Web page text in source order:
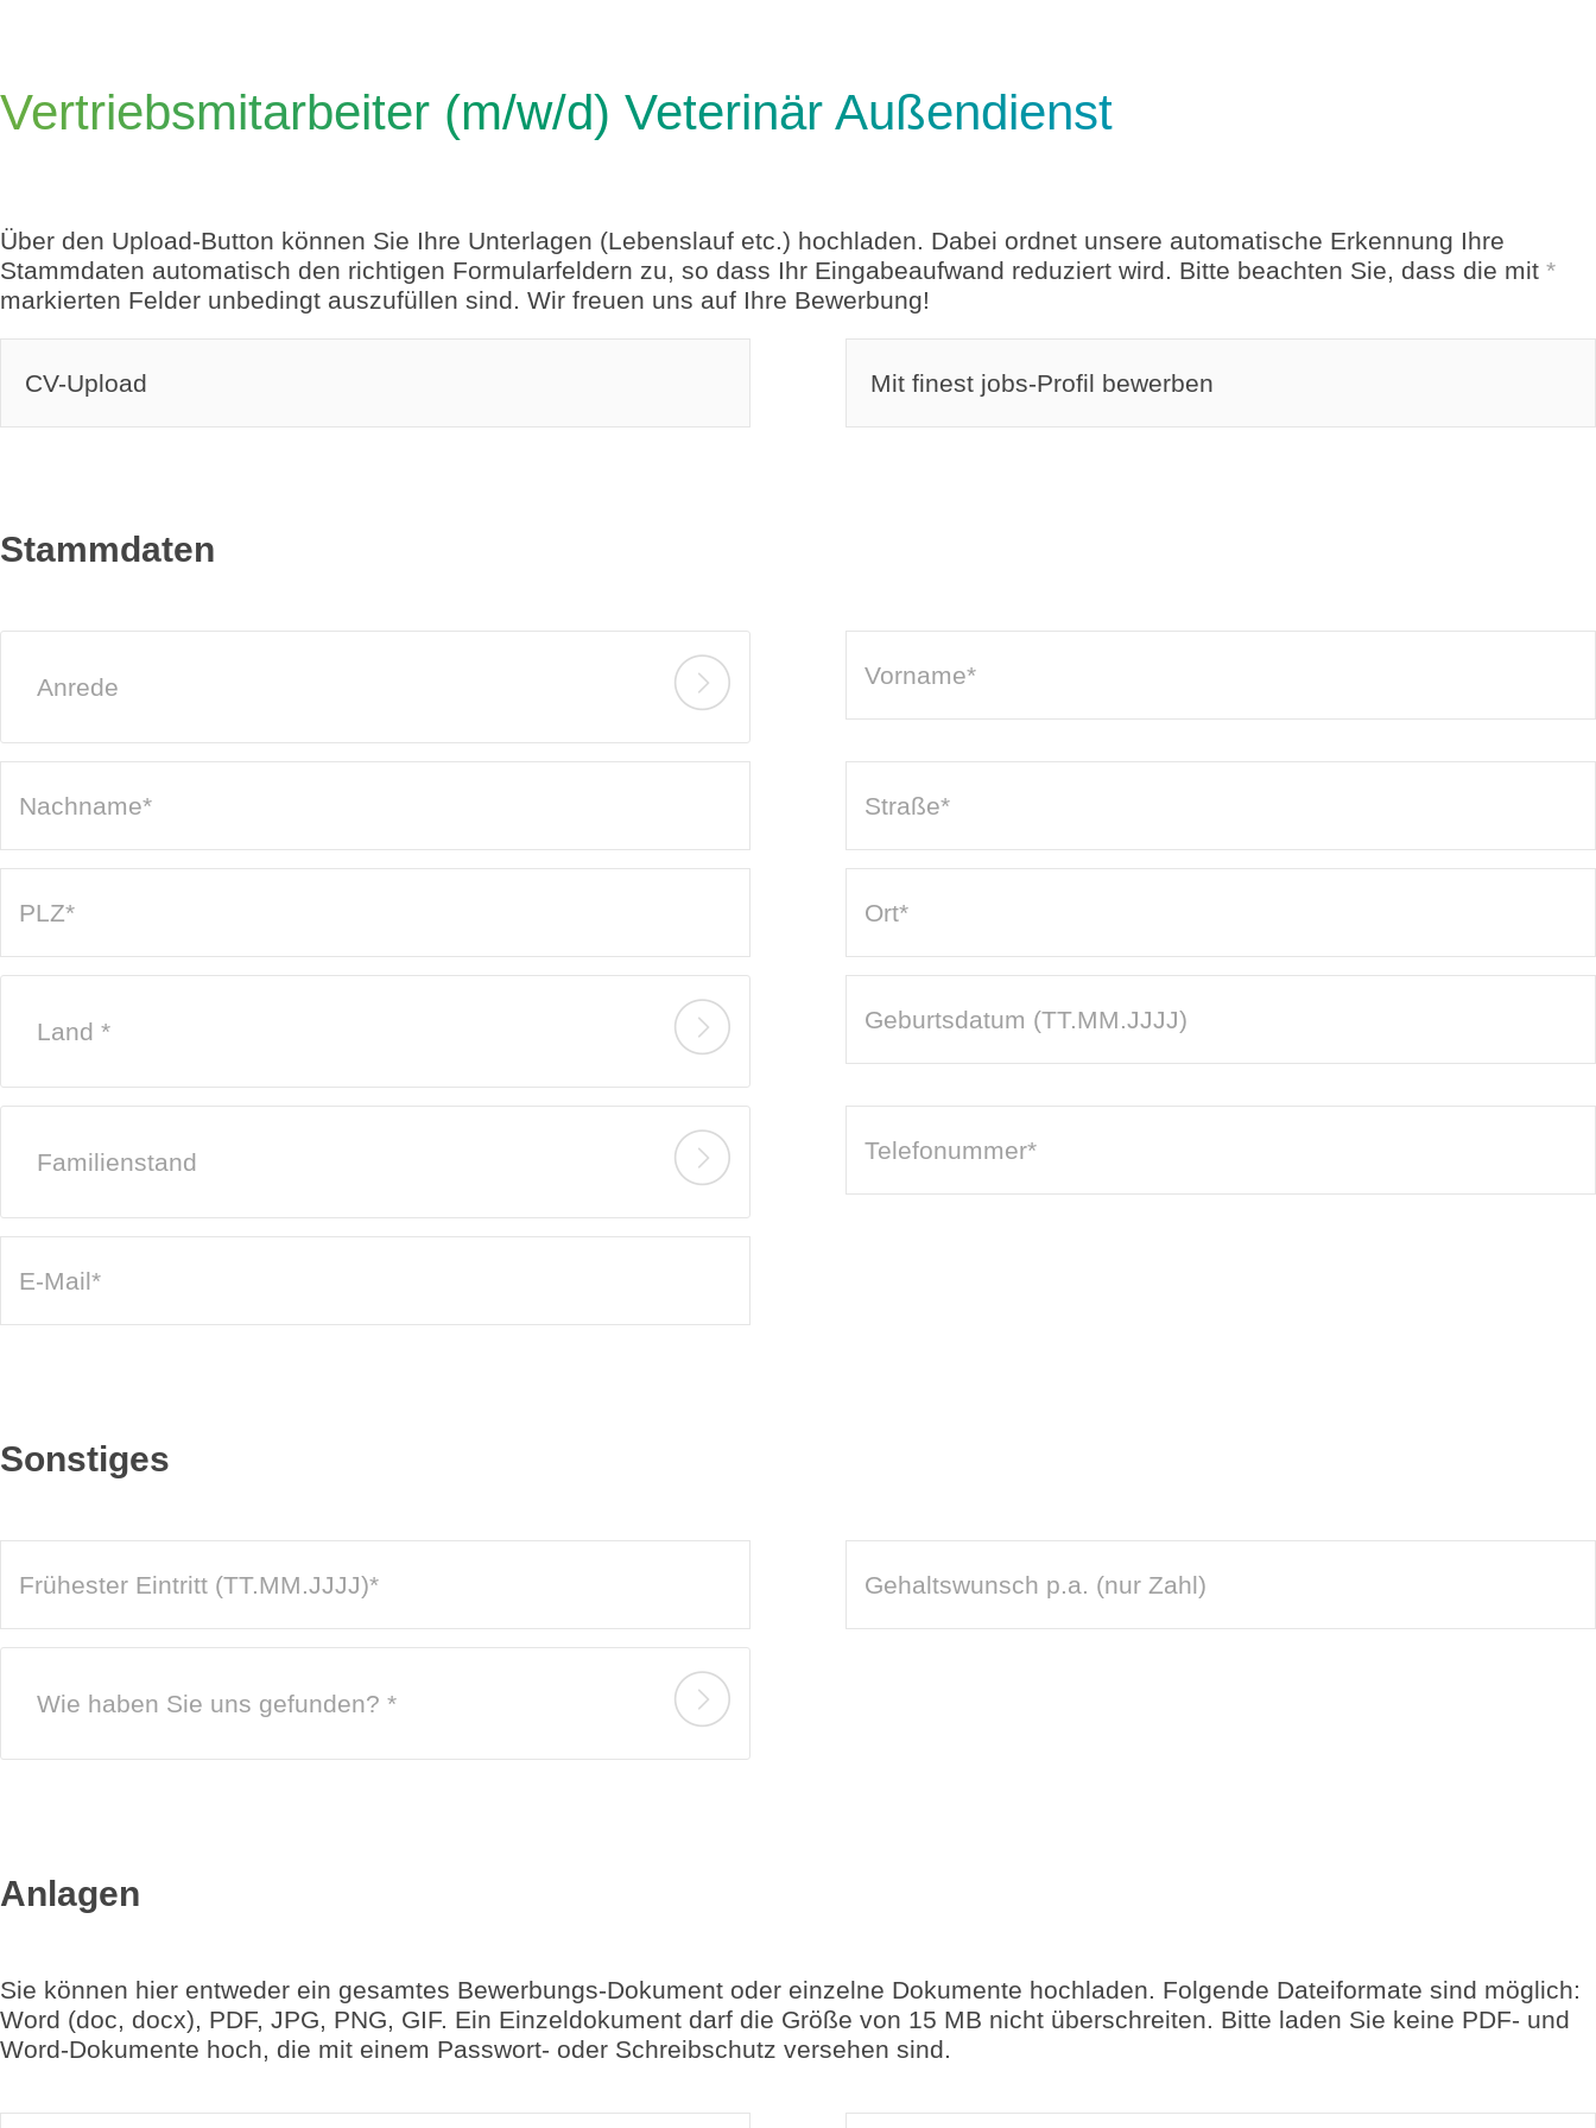
Vertriebsmitarbeiter (m/w/d) Veterinär Außendienst
Über den Upload-Button können Sie Ihre Unterlagen (Lebenslauf etc.) hochladen. Dabei ordnet unsere automatische Erkennung Ihre
Stammdaten automatisch den richtigen Formularfeldern zu, so dass Ihr Eingabeaufwand reduziert wird. Bitte beachten Sie, dass die mit *
markierten Felder unbedingt auszufüllen sind. Wir freuen uns auf Ihre Bewerbung!
CV-Upload Mit finest jobs-Profil bewerben
Stammdaten
Anrede
Land *
Familienstand
Sonstiges
Wie haben Sie uns gefunden? *
Anlagen
Sie können hier entweder ein gesamtes Bewerbungs-Dokument oder einzelne Dokumente hochladen. Folgende Dateiformate sind möglich:
Word (doc, docx), PDF, JPG, PNG, GIF. Ein Einzeldokument darf die Größe von 15 MB nicht überschreiten. Bitte laden Sie keine PDF- und
Word-Dokumente hoch, die mit einem Passwort- oder Schreibschutz versehen sind.